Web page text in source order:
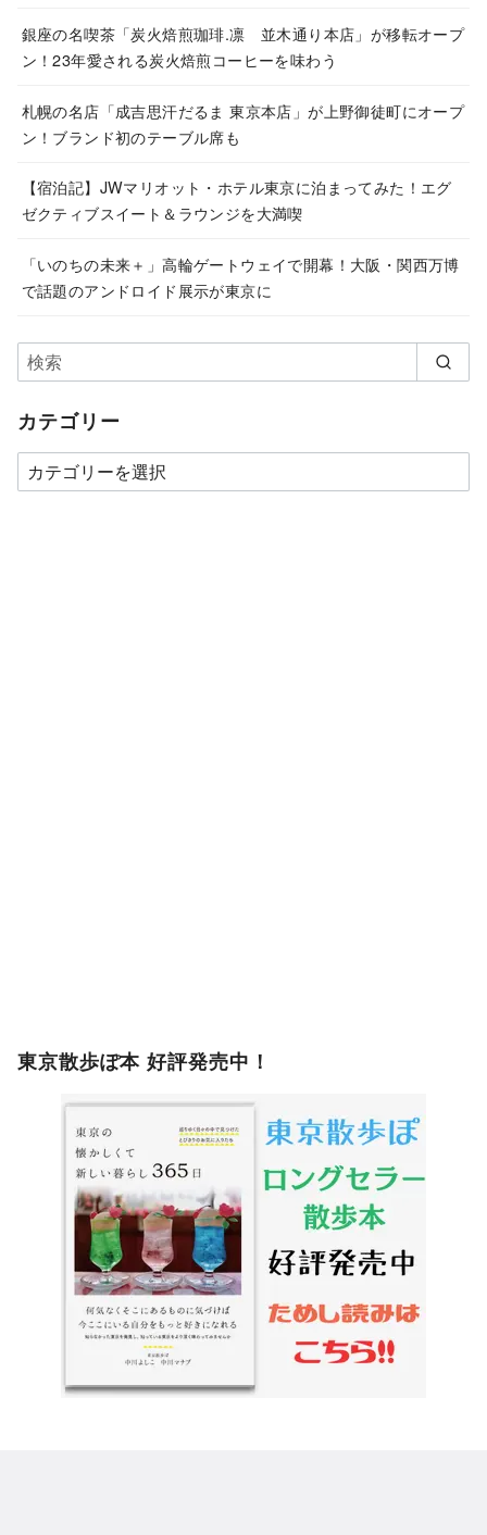
銀座の名喫茶「炭火焙煎珈琲.凛 並木通り本店」が移転オープ
ン！23年愛される炭火焙煎コーヒーを味わう
札幌の名店「成吉思汗だるま 東京本店」が上野御徒町にオープ
ン！ブランド初のテーブル席も
【宿泊記】JWマリオット・ホテル東京に泊まってみた！エグ
ゼクティブスイート＆ラウンジを大満喫
「いのちの未来＋」高輪ゲートウェイで開幕！大阪・関西万博
で話題のアンドロイド展示が東京に
カテゴリー
カ
テ
東京散歩ぽ本 好評発売中！